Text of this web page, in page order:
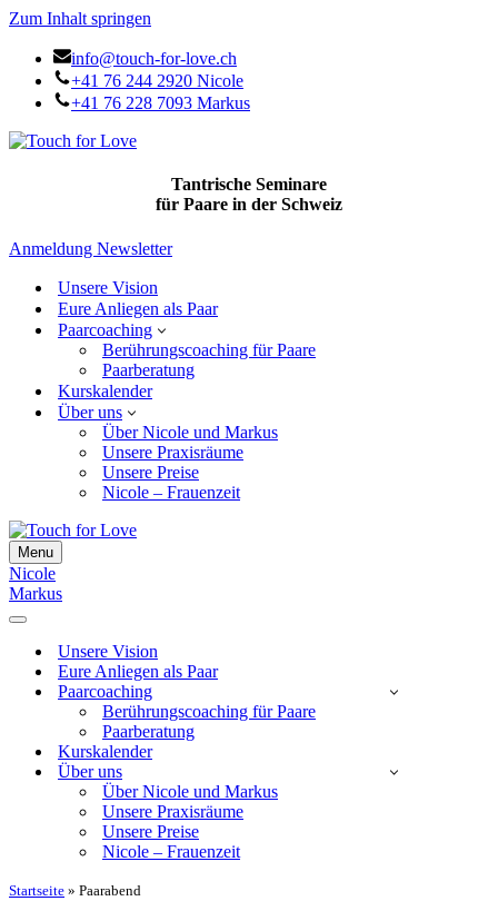
Zum Inhalt springen
info@touch-for-love.ch
+41 76 244 2920 Nicole
+41 76 228 7093 Markus
Tantrische Seminare
für Paare in der Schweiz
Anmeldung Newsletter
Unsere Vision
Eure Anliegen als Paar
Paarcoaching
Berührungscoaching für Paare
Paarberatung
Kurskalender
Über uns
Über Nicole und Markus
Unsere Praxisräume
Unsere Preise
Nicole – Frauenzeit
Menu
Navigationsmenü
Nicole
Markus
Navigationsmenü
Unsere Vision
Eure Anliegen als Paar
Paarcoaching
Berührungscoaching für Paare
Paarberatung
Kurskalender
Über uns
Über Nicole und Markus
Unsere Praxisräume
Unsere Preise
Nicole – Frauenzeit
Startseite » Paarabend